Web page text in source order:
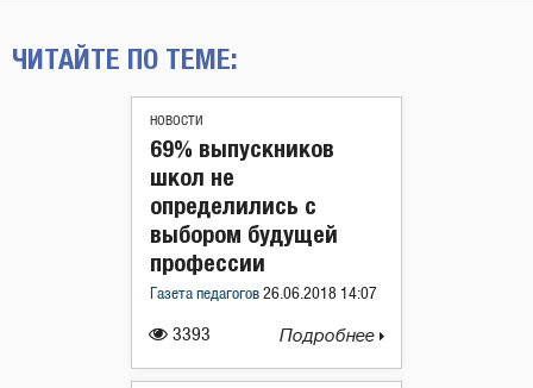
ЧИТАЙТЕ ПО ТЕМЕ:
НОВОСТИ
3393
69% выпускников
школ не
определились с
выбором будущей
профессии
Газета педагогов 26.06.2018 14:07
Подробнее